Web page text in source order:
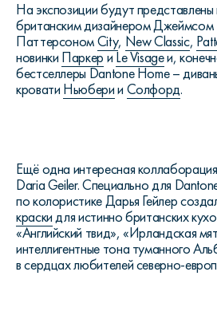
На экспозиции будут
британским дизайнером Джеймсом
ПаттерсономСity, New Classic,
новинки Паркер и Le Visageи,
бестселлеры Dantone Home –
кровати Ньюберии Солфорд.
Ещё одна интересная
Daria Geiler. Специально для
по колористике Дарья Гейлер
краскидля истинно британских
«Английский твид», «Ирландская
интеллигентные тона туманного
в сердцах любителей северно-